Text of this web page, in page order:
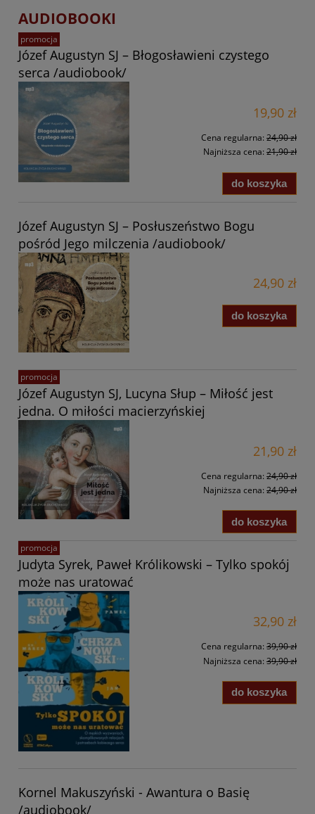
AUDIOBOOKI
Józef Augustyn SJ – Błogosławieni czystego
serca /audiobook/
19,90 zł
Cena regularna: 24,90 zł
Najniższa cena: 21,90 zł
do koszyka
promocja
Józef Augustyn SJ – Posłuszeństwo Bogu
pośród Jego milczenia /audiobook/
24,90 zł
do koszyka
Józef Augustyn SJ, Lucyna Słup – Miłość jest
jedna. O miłości macierzyńskiej
21,90 zł
Cena regularna: 24,90 zł
Najniższa cena: 24,90 zł
do koszyka
promocja
Judyta Syrek, Paweł Królikowski – Tylko spokój
może nas uratować
32,90 zł
Cena regularna: 39,90 zł
Najniższa cena: 39,90 zł
do koszyka
promocja
Kornel Makuszyński - Awantura o Basię
/audiobook/